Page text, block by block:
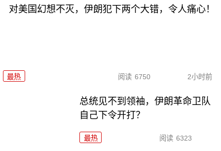
对美国幻想不灭，伊朗犯下两个大错，令人痛心！
最热 阅读 6750 2小时前
总统见不到领袖，伊朗革命卫队
自己下令开打？
最热 阅读 6323